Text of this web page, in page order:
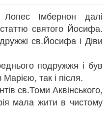
Імбернон далі
святого Йосифа.
св.Йосифа і Діви
подружжя і був
так і після.
св.Томи Аквінського,
мала жити в чистому